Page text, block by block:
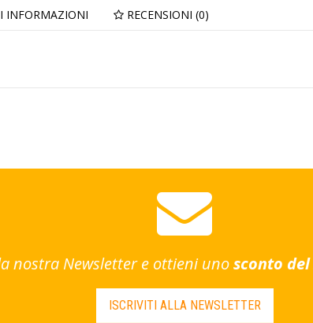
INFORMAZIONI RECENSIONI (0)
nostra Newsletter e ottieni unosconto del
ISCRIVITI ALLA NEWSLETTER